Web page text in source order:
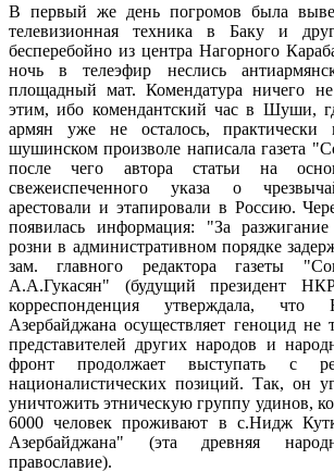
В первый же день погромов была
телевизионная техника в Баку и
бесперебойно из центра Нагорного
ночь в телеэфир неслись
площадный мат. Комендатура ничего
этим, ибо комендантский час в Шуши,
армян уже не осталось, практически
шушинском произволе написала газета
после чего автора статьи на
свежеиспеченного указа о
арестовали и этапировали в Россию.
появилась информация: "За
розни в административном порядке
зам. главного редактора газеты
А.А.Гукасян" (будущий президент
корреспонденция утверждала, что
Азербайджана осуществляет геноцид не
представителей других народов и
фронт продолжает выступать с
националистических позиций. Так, он
уничтожить этническую группу удинов,
6000 человек проживают в с.Нидж
Азербайджана" (эта древняя
православие).